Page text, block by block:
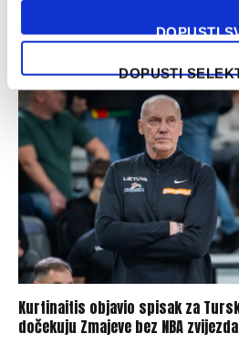
DOPUSTI
DOPUSTI
08/08/2026
Kurtinaitis objavio spisak za
dočekuju Zmajeve bez NBA zvijezda